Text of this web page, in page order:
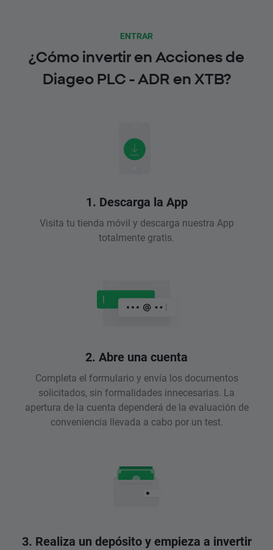
ENTRAR
¿Cómo invertir en Acciones de
Diageo PLC - ADR en XTB?
1. Descarga la App
Visita tu tienda móvil y descarga nuestra App
totalmente gratis.
2. Abre una cuenta
Completa el formulario y envía los documentos
solicitados, sin formalidades innecesarias. La
apertura de la cuenta dependerá de la evaluación de
conveniencia llevada a cabo por un test.
3. Realiza un depósito y empieza a invertir